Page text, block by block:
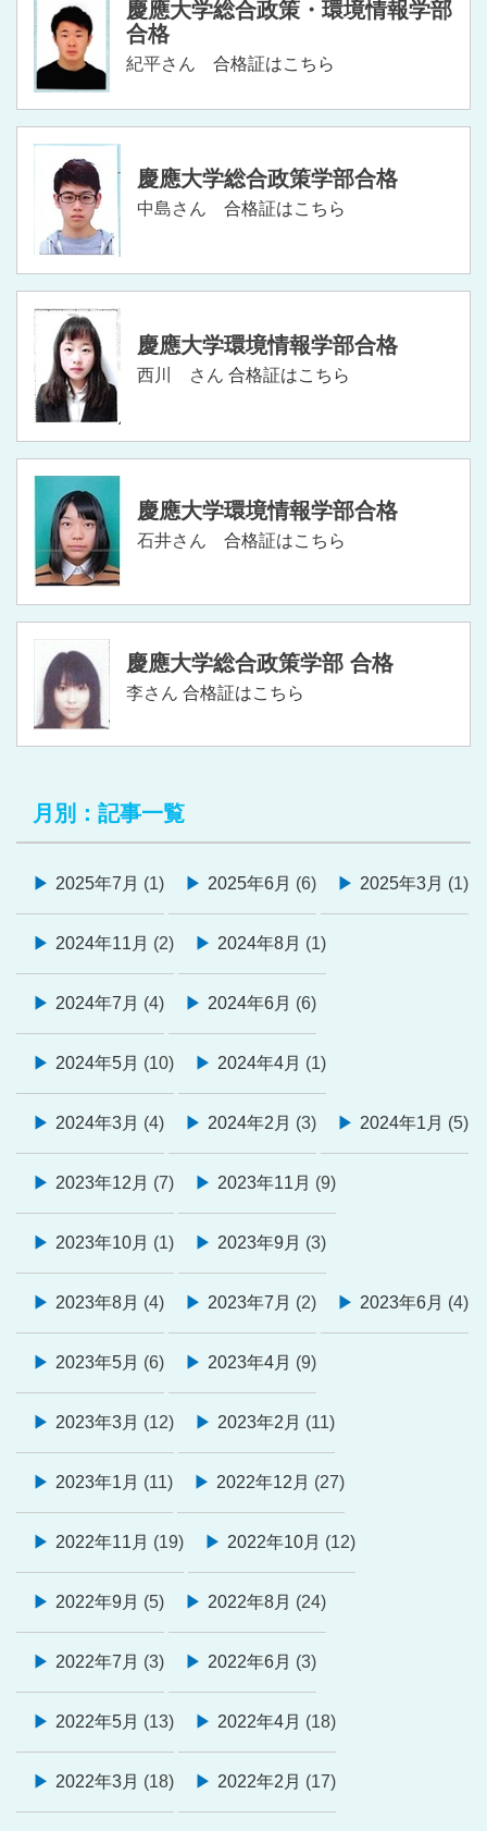
慶應大学総合政策・環境情報学部
合格
紀平さん 合格証はこちら
慶應大学総合政策学部合格
中島さん 合格証はこちら
慶應大学環境情報学部合格
西川 さん 合格証はこちら
慶應大学環境情報学部合格
石井さん 合格証はこちら
慶應大学総合政策学部 合格
李さん 合格証はこちら
月別：記事一覧
2025年7月 (1) 2025年6月 (6) 2025年3月 (1)
2024年11月 (2) 2024年8月 (1)
2024年7月 (4) 2024年6月 (6)
2024年5月 (10) 2024年4月 (1)
2024年3月 (4) 2024年2月 (3) 2024年1月 (5)
2023年12月 (7) 2023年11月 (9)
2023年10月 (1) 2023年9月 (3)
2023年8月 (4) 2023年7月 (2) 2023年6月 (4)
2023年5月 (6) 2023年4月 (9)
2023年3月 (12) 2023年2月 (11)
2023年1月 (11) 2022年12月 (27)
2022年11月 (19) 2022年10月 (12)
2022年9月 (5) 2022年8月 (24)
2022年7月 (3) 2022年6月 (3)
2022年5月 (13) 2022年4月 (18)
2022年3月 (18) 2022年2月 (17)